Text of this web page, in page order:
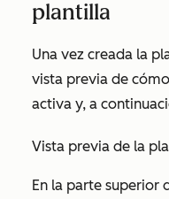
plantilla
Una vez creada la
vista previa de
activa y, a
Vista previa de la
En la parte superior